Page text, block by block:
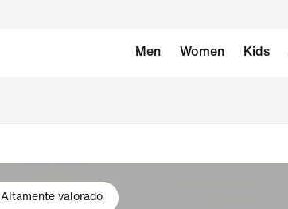
Men Women Kids
Altamente valorado